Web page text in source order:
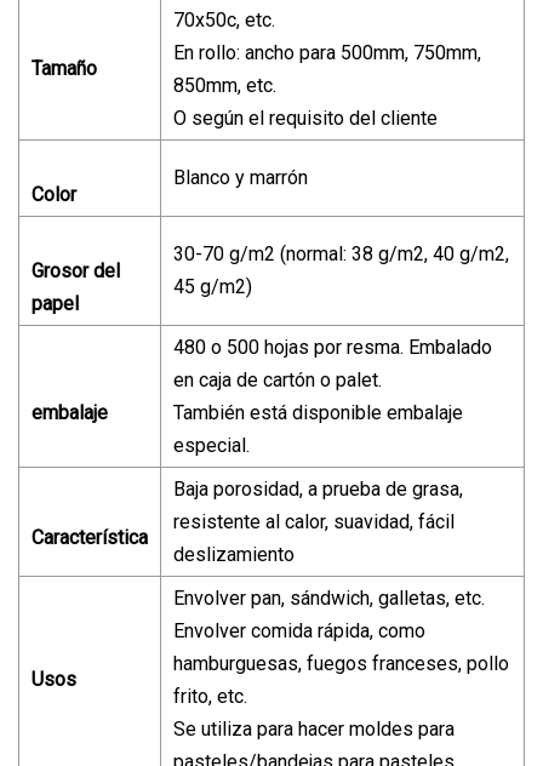
Tamaño
70x50c, etc.
En rollo: ancho para 500mm, 750mm,
850mm, etc.
O según el requisito del cliente
Color
Blanco y marrón
Grosor del
papel
30-70 g/m2 (normal: 38 g/m2, 40 g/m2,
45 g/m2)
embalaje
480 o 500 hojas por resma. Embalado
en caja de cartón o palet.
También está disponible embalaje
especial.
Característica
Baja porosidad, a prueba de grasa,
resistente al calor, suavidad, fácil
deslizamiento
Usos
Envolver pan, sándwich, galletas, etc.
Envolver comida rápida, como
hamburguesas, fuegos franceses, pollo
frito, etc.
Se utiliza para hacer moldes para